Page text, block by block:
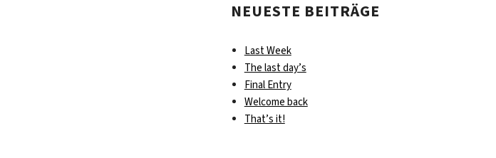
NEUESTE BEITRÄGE
Last Week
The last day’s
Final Entry
Welcome back
That’s it!